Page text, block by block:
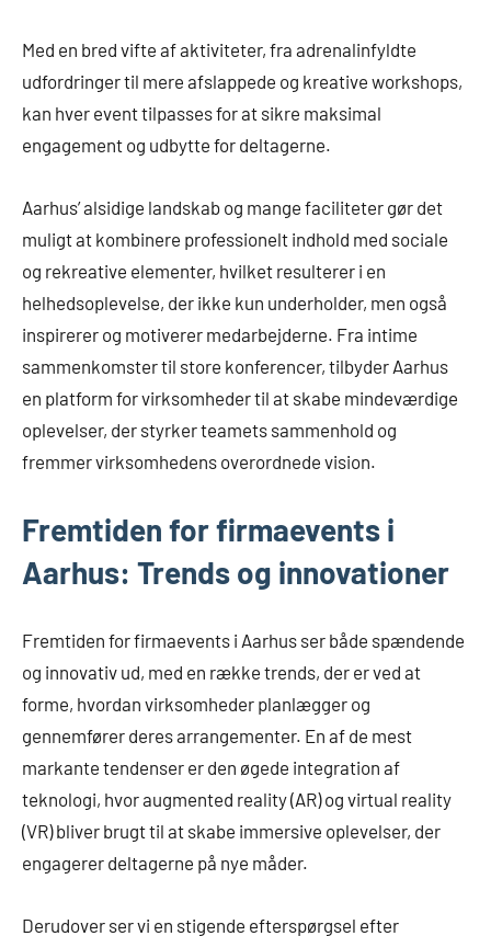
Med en bred vifte af aktiviteter, fra adrenalinfyldte
udfordringer til mere afslappede og kreative workshops,
kan hver event tilpasses for at sikre maksimal
engagement og udbytte for deltagerne.
Aarhus’ alsidige landskab og mange faciliteter gør det
muligt at kombinere professionelt indhold med sociale
og rekreative elementer, hvilket resulterer i en
helhedsoplevelse, der ikke kun underholder, men også
inspirerer og motiverer medarbejderne. Fra intime
sammenkomster til store konferencer, tilbyder Aarhus
en platform for virksomheder til at skabe mindeværdige
oplevelser, der styrker teamets sammenhold og
fremmer virksomhedens overordnede vision.
Fremtiden for firmaevents i
Aarhus: Trends og innovationer
Fremtiden for firmaevents i Aarhus ser både spændende
og innovativ ud, med en række trends, der er ved at
forme, hvordan virksomheder planlægger og
gennemfører deres arrangementer. En af de mest
markante tendenser er den øgede integration af
teknologi, hvor augmented reality (AR) og virtual reality
(VR) bliver brugt til at skabe immersive oplevelser, der
engagerer deltagerne på nye måder.
Derudover ser vi en stigende efterspørgsel efter